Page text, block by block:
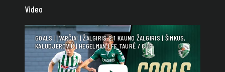
Video
GOALS | ĮVARČIAI | ŽALGIRIS 2:1 KAUNO ŽALGIRIS | ŠIMKUS,
KALUDJEROVIČ | HEGELMAN LFF TAURĖ / CUP